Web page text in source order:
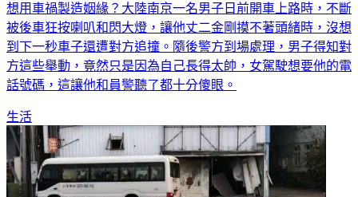
想用車禍製造姻緣？大陸南京一名男子日前開車上路時，不斷
被後車狂按喇叭和閃大燈，讓他丈二金剛摸不著頭緒時，沒想
到下一秒車子還遭對方追撞。隨後警方到場處理，男子得知對
方這些舉動，竟然只是因為自己長得太帥，女駕駛想要他的電
話號碼，這讓他和員警聽了都十分傻眼。
生活